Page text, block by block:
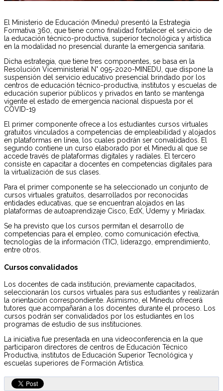
El Ministerio de Educación (Minedu) presentó la Estrategia
Formativa 360, que tiene como finalidad fortalecer el servicio de
la educación técnico-productiva, superior tecnológica y artística
en la modalidad no presencial durante la emergencia sanitaria.
Dicha estrategia, que tiene tres componentes, se basa en la
Resolución Viceministerial N° 095-2020-MINEDU, que dispone la
suspensión del servicio educativo presencial brindado por los
centros de educación técnico-productiva, institutos y escuelas de
educación superior públicos y privados en tanto se mantenga
vigente el estado de emergencia nacional dispuesta por el
COVID-19
El primer componente ofrece a los estudiantes cursos virtuales
gratuitos vinculados a competencias de empleabilidad y alojados
en plataformas en línea, los cuales podrán ser convalidados. El
segundo contiene un curso elaborado por el Minedu al que se
accede través de plataformas digitales y radiales. El tercero
consiste en capacitar a docentes en competencias digitales para
la virtualización de sus clases.
Para el primer componente se ha seleccionado un conjunto de
cursos virtuales gratuitos, desarrollados por reconocidas
entidades educativas, que se encuentran alojados en las
plataformas de autoaprendizaje Cisco, EdX, Udemy y Miríadax.
Se ha previsto que los cursos permitan el desarrollo de
competencias para el empleo, como comunicación efectiva,
tecnologías de la información (TIC), liderazgo, emprendimiento,
entre otros.
Cursos convalidados
Los docentes de cada institución, previamente capacitados,
seleccionarán los cursos virtuales para sus estudiantes y realizarán
la orientación correspondiente. Asimismo, el Minedu ofrecerá
tutores que acompañarán a los docentes durante el proceso. Los
cursos podrán ser convalidados por los estudiantes en los
programas de estudio de sus instituciones.
La iniciativa fue presentada en una videoconferencia en la que
participaron directores de centros de Educación Técnico
Productiva, institutos de Educación Superior Tecnológica y
escuelas superiores de Formación Artística.